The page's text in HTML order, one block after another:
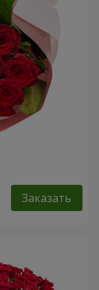
Заказать